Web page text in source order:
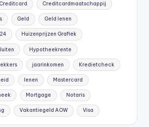
Creditcard Creditcardmaatschappij
Geld Geld lenen
Huizenprijzen Grafiek
Hypotheekrente
jaarinkomen Kredietcheck
lenen Mastercard
Mortgage Notaris
Vakantiegeld AOW Visa